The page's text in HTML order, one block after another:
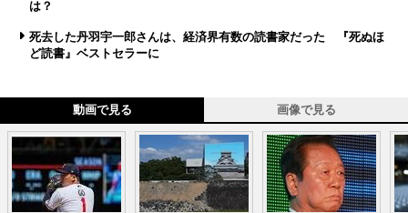
は？
死去した丹羽宇一郎さんは、経済界有数の読書家だった 『死ぬほ
ど読書』ベストセラーに
動画で見る 画像で見る